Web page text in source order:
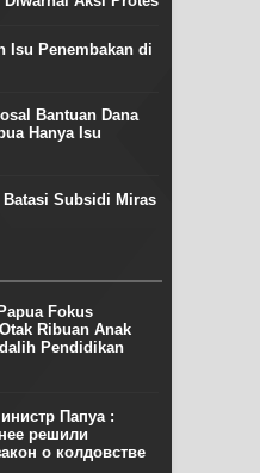
Isu Penembakan di
Bantuan Dana
Hanya Isu
Batasi Subsidi Miras
Fokus
Ribuan Anak
Pendidikan
Папуа :
решили
о колдовстве